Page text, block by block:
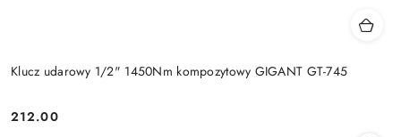
Klucz udarowy 1/2" 1450Nm kompozytowy GIGANT GT-745
Cena:
212.00